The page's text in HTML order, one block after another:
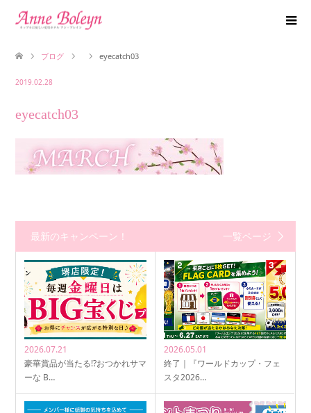
ブログ eyecatch03
2019.02.28
eyecatch03
最新のキャンペーン！ 一覧ページ
2026.07.21
豪華賞品が当たる!?おつかれサマ
ーな B…
2026.05.01
終了｜『ワールドカップ・フェ
スタ2026…